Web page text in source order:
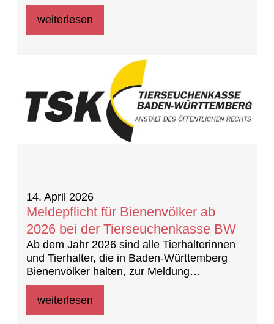
statt am 23. April 2026 um 17:30 Uhr, im
Ratssaal der Stadtverwaltung Herrenberg,
weiterlesen
14. April 2026
Meldepflicht für Bienenvölker ab
2026 bei der Tierseuchenkasse BW
Ab dem Jahr 2026 sind alle Tierhalterinnen
und Tierhalter, die in Baden-Württemberg
Bienenvölker halten, zur Meldung
verpflichtet, unabhängig von einer
Mitgliedschaft in einem Imkerverein.
weiterlesen